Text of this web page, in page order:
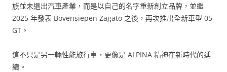
族並未退出汽車產業，而是以自己的名字重新創立品牌，並繼
2025 年發表 Bovensiepen Zagato 之後，再次推出全新車型 05
GT。
這不只是另一輛性能旅行車，更像是 ALPINA 精神在新時代的延
續。